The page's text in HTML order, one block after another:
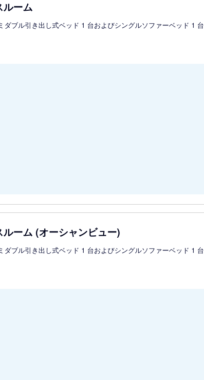
ルーム
ダブル引き出し式ベッド 1 台およびシングルソファーベッド 1 台
ルーム (オーシャンビュー)
ダブル引き出し式ベッド 1 台およびシングルソファーベッド 1 台